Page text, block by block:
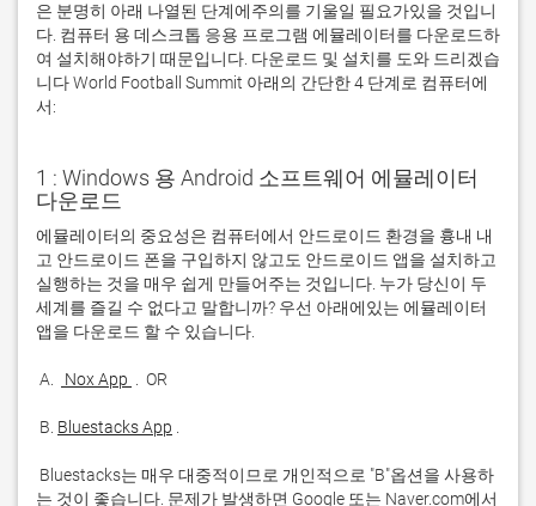
은 분명히 아래 나열된 단계에주의를 기울일 필요가있을 것입니
다. 컴퓨터 용 데스크톱 응용 프로그램 에뮬레이터를 다운로드하
여 설치해야하기 때문입니다. 다운로드 및 설치를 도와 드리겠습
니다 World Football Summit 아래의 간단한 4 단계로 컴퓨터에
서:
1 : Windows 용 Android 소프트웨어 에뮬레이터
다운로드
에뮬레이터의 중요성은 컴퓨터에서 안드로이드 환경을 흉내 내
고 안드로이드 폰을 구입하지 않고도 안드로이드 앱을 설치하고
실행하는 것을 매우 쉽게 만들어주는 것입니다. 누가 당신이 두
세계를 즐길 수 없다고 말합니까? 우선 아래에있는 에뮬레이터
A. Nox App
B. Bluestacks App
는 것이 좋습니다. 문제가 발생하면 Google 또는 Naver.com에서